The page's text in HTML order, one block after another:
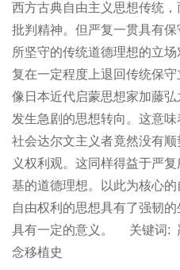
西方古典自由主义思想传统
批判精神。但严复一贯具有
所坚守的传统道德理想的立
复在一定程度上退回传统保
像日本近代启蒙思想家加藤
发生急剧的思想转向。这意味
社会达尔文主义者竟然没有
义权利观。这同样得益于严
基的道德理想。以此为核心
自由权利的思想具有了强韧
具有一定的意义。
关键词:
念移植史